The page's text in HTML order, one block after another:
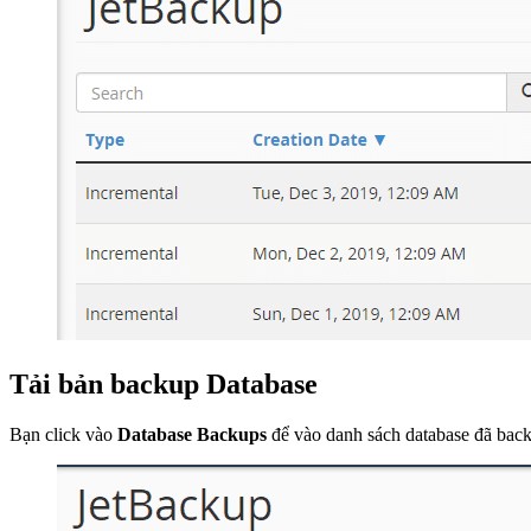
Tải bản backup Database
Bạn click vào Database Backups để vào danh sách database đã